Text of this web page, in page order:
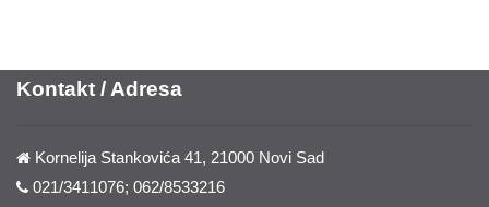
Kontakt / Adresa
Kornelija Stankovića 41, 21000 Novi Sad
021/3411076; 062/8533216